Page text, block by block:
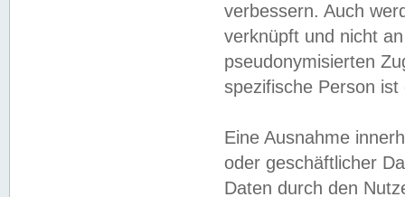
verbessern. Auch
verknüpft und nicht
pseudonymisierten
spezifische Person
Eine Ausnahme
oder geschäftlicher
Daten durch den